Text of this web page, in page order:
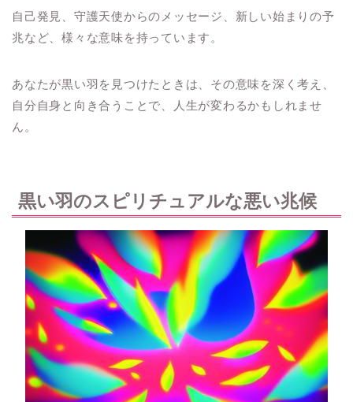
自己発見、守護天使からのメッセージ、新しい始まりの予
兆など、様々な意味を持っています。
あなたが黒い羽を見つけたときは、その意味を深く考え、
自分自身と向き合うことで、人生が変わるかもしれませ
ん。
黒い羽のスピリチュアルな悪い兆候